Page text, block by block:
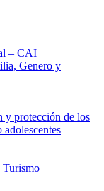
– CAI
Genero y
y protección de los
adolescentes
Turismo